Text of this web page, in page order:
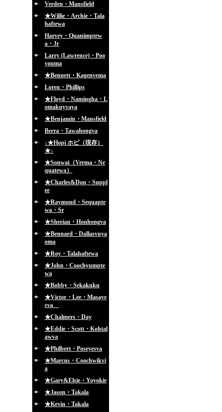
Verden・Mansfield
★Willie・Archie・Tala
haftewa
Harvey・Quanimptew
a・Jr
Larry (Lawrence)・Poo
youma
★Bennett・Kagenvema
Loren・Phillips
★Floyd・Namingha・L
omakuyvaya
★Benjamin・Mansfield
Berra・Tawahongva
↓★Hopi ホピ（現存）
★↓
★Sonwai（Verma・Ne
quatewa）
★Charles&Don・Suppl
ee
★Raymond・Sequapte
wa・Sr
★Sherian・Honhongva
★Bennard・Dallasvuya
oma
★Roy・Talahaftewa
★John・Coochyumpte
wa
★Bobby・Sekakuku
★Victor・Lee・Masaye
sva
★Chalmers・Day
★Eddie・Scott・Kohtal
awva
★Philbert・Poseyesva
★Marcus・Coochwikvi
a
★Gary&Elsie・Yoyokie
★Jason・Takala
★Kevin・Takala